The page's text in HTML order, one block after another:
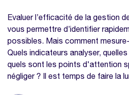
Evaluer l’efficacité de la gestion
vous permettre d’identifier
possibles. Mais comment
Quels indicateurs analyser,
quels sont les points d'attention
négliger ? Il est temps de faire la